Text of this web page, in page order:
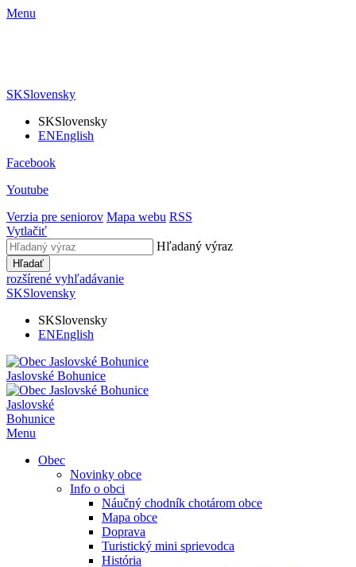
Menu
SKSlovensky
SKSlovensky
ENEnglish
Facebook
Youtube
Verzia pre seniorov Mapa webu RSS
Vytlačiť
Hľadaný výraz
Hľadať
rozšírené vyhľadávanie
SKSlovensky
SKSlovensky
ENEnglish
Jaslovské Bohunice
Jaslovské
Bohunice
Menu
Obec
Novinky obce
Info o obci
Náučný chodník chotárom obce
Mapa obce
Doprava
Turistický mini sprievodca
História